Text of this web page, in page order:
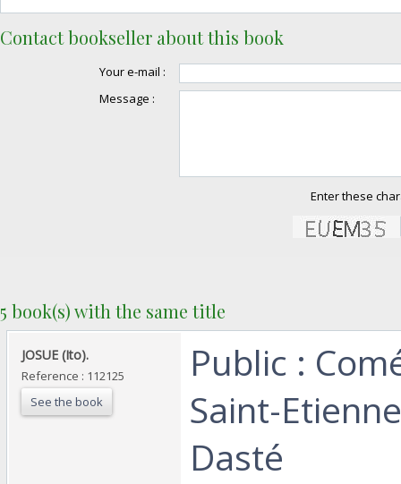
Contact bookseller about this book
Your e-mail :
Message :
Enter these
5 book(s) with the same title
‎JOSUE (Ito).‎
Reference : 112125
See the book
‎Public :
Saint-
Dasté‎